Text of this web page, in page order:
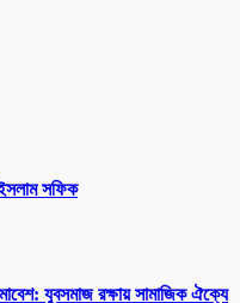
সফিক
যুবসমাজ রক্ষায় সামাজিক ঐক্যে